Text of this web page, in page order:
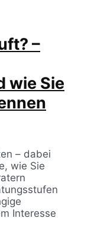
–
wie Sie
– dabei
wie Sie
Interesse